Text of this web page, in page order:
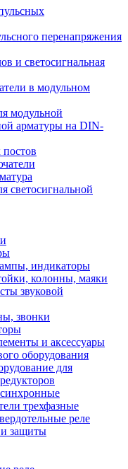
перенапряжения
и светосигнальная
в модульном
модульной
арматуры на DIN-
светосигнальной
индикаторы
колонны, маяки
звуковой
звонки
и аксессуары
оборудования
для
трехфазные
реле
защиты